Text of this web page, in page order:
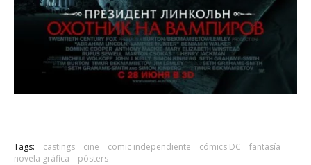
Tags: castings cine comic independiente cómics DC
fantasía
novela gráfica
pósters